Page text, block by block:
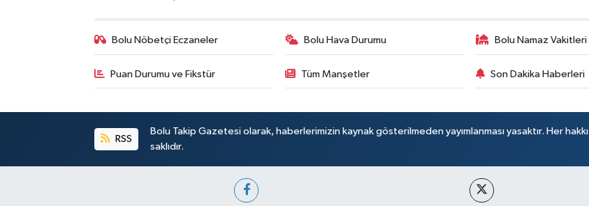
Bolu Nöbetçi Eczaneler Bolu Hava Durumu Bolu Namaz Vakitleri
Puan Durumu ve Fikstür Tüm Manşetler Son Dakika Haberleri
RSS
Bolu Takip Gazetesi olarak, haberlerimizin kaynak gösterilmeden yayımlanması yasaktır. Her hakkı
saklıdır.